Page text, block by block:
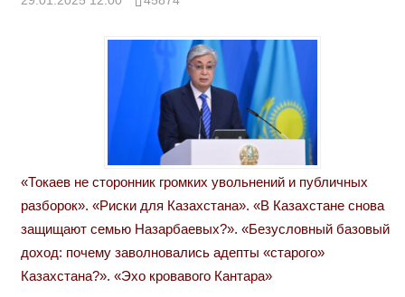
«Токаев не сторонник громких увольнений и публичных
разборок». «Риски для Казахстана». «В Казахстане снова
защищают семью Назарбаевых?». «Безусловный базовый
доход: почему заволновались адепты «старого»
Казахстана?». «Эхо кровавого Кантара»